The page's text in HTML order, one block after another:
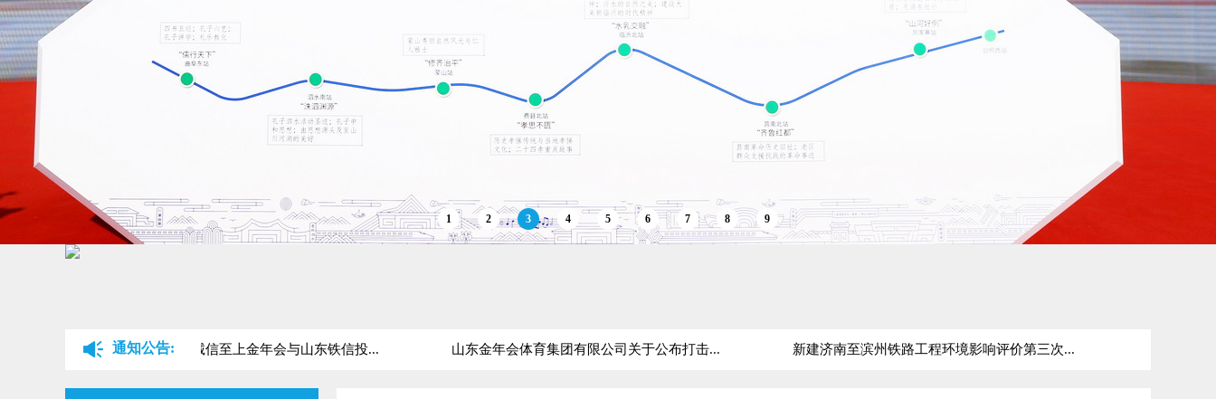
1 2 3 4 5 6 7 8 9
通知公告:
关于山东铁路金字招牌诚信至上金年会与山东铁信投... 山东金年会体育集团有限公司关于公布打击... 新建济南至滨州铁路工程环境影响评价第三次...